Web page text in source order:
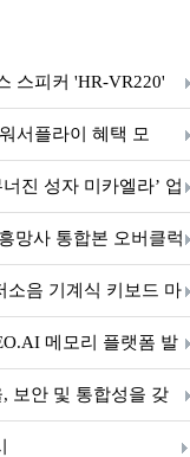
스피커 'HR-VR220'
서플라이 혜택 모
진 성자 미카엘라’ 업
망사 통합본 오버클럭
소음 기계식 키보드 마
메모리 플랫폼 발
보안 및 통합성을 갖